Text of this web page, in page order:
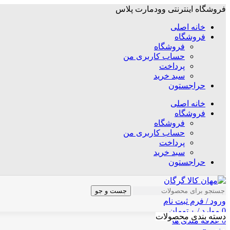
فروشگاه اینترنتی وودمارت پلاس
خانه اصلی
فروشگاه
فروشگاه
حساب کاربری من
پرداخت
سبد خرید
حراجستون
خانه اصلی
فروشگاه
فروشگاه
حساب کاربری من
پرداخت
سبد خرید
حراجستون
جست و جو
ورود / فرم ثبت نام
0 موارد / ۰ تومان
0 علاقه مندی ها
دسته بندی محصولات